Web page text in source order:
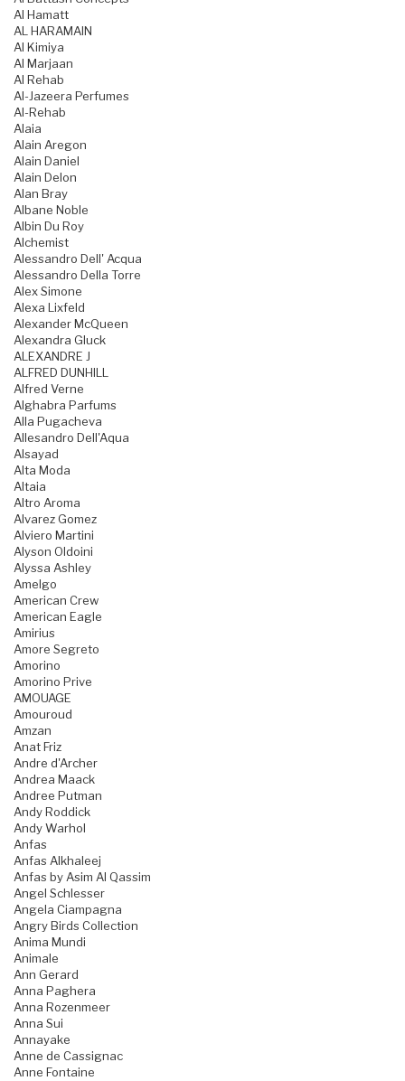
Al Hamatt
AL HARAMAIN
Al Kimiya
Al Marjaan
Al Rehab
Al-Jazeera Perfumes
Al-Rehab
Alaia
Alain Aregon
Alain Daniel
Alain Delon
Alan Bray
Albane Noble
Albin Du Roy
Alchemist
Alessandro Dell' Acqua
Alessandro Della Torre
Alex Simone
Alexa Lixfeld
Alexander McQueen
Alexandra Gluck
ALEXANDRE J
ALFRED DUNHILL
Alfred Verne
Alghabra Parfums
Alla Pugacheva
Allesandro Dell'Aqua
Alsayad
Alta Moda
Altaia
Altro Aroma
Alvarez Gomez
Alviero Martini
Alyson Oldoini
Alyssa Ashley
Amelgo
American Crew
American Eagle
Amirius
Amore Segreto
Amorino
Amorino Prive
AMOUAGE
Amouroud
Amzan
Anat Friz
Andre d'Archer
Andrea Maack
Andree Putman
Andy Roddick
Andy Warhol
Anfas
Anfas Alkhaleej
Anfas by Asim Al Qassim
Angel Schlesser
Angela Ciampagna
Angry Birds Collection
Anima Mundi
Animale
Ann Gerard
Anna Paghera
Anna Rozenmeer
Anna Sui
Annayake
Anne de Cassignac
Anne Fontaine